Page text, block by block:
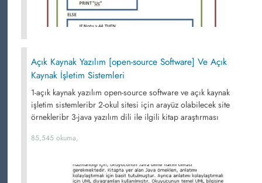
Açık Kaynak Yazılım [open-source Software] Ve Açık
Kaynak İşletim Sistemleri
1-açık kaynak yazılım open-source software ve açık kaynak
işletim sistemleribr 2-okul sitesi için arayüz olabilecek site
örnekleribr 3-java yazılım dili ile ilgili kitap araştırması
85,545 okuma,